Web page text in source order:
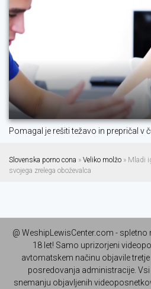
Pomagal je rešiti težavo in prepričal v
Slovenska porno cona » Veliko molžo » Mladi
svojega zrelega oboževalca
@ WeshipLewisCenter.com -
18 let! Samo uprizorjeni
avtomatskem načinu objavile
posredovanja administracije.
snemanju objavljenih